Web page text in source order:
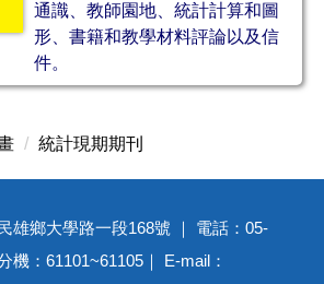
通識、教師園地、統計計算和圖
形、書籍和教學材料評論以及信
件。
統計現期期刊
雄鄉大學路一段168號 ｜ 電話：05-
機：61101~61105｜ E-mail：